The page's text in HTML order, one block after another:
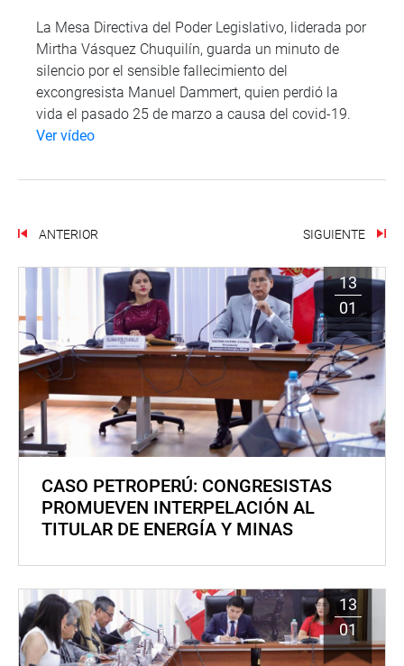
La Mesa Directiva del Poder Legislativo, liderada por
Mirtha Vásquez Chuquilín, guarda un minuto de
silencio por el sensible fallecimiento del
excongresista Manuel Dammert, quien perdió la
vida el pasado 25 de marzo a causa del covid-19.
Ver vídeo
ANTERIOR SIGUIENTE
13
01
CASO PETROPERÚ: CONGRESISTAS
PROMUEVEN INTERPELACIÓN AL
TITULAR DE ENERGÍA Y MINAS
13
01